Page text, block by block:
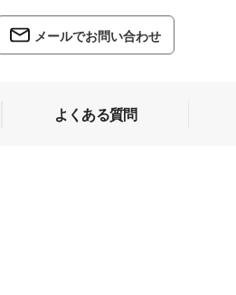
メールでお問い合わせ
よくある質問